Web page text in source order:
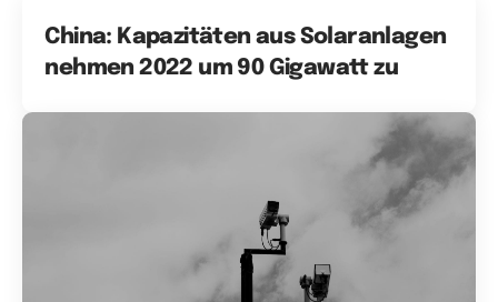
China: Kapazitäten aus Solaranlagen
nehmen 2022 um 90 Gigawatt zu